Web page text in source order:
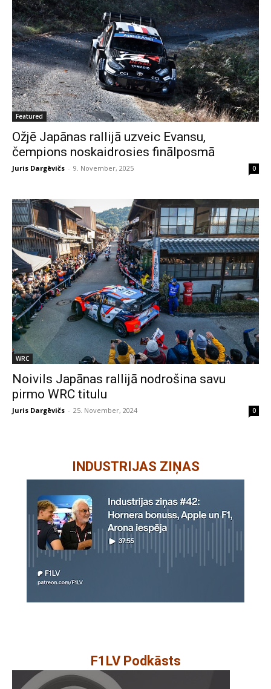
Featured
Ožjē Japānas rallijā uzveic Evansu,
čempions noskaidrosies finālposmā
Juris Dargēvičs - 9. November, 2025 0
WRC
Noivils Japānas rallijā nodrošina savu
pirmo WRC titulu
Juris Dargēvičs - 25. November, 2024 0
INDUSTRIJAS ZIŅAS
F1LV Podkāsts